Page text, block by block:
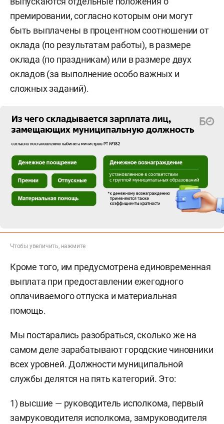
премировании, согласно которым они могут
быть выплачены в процентном соотношении от
оклада (по результатам работы), в размере
оклада (по праздникам) или в размере двух
окладов (за выполнение особо важных и
сложных заданий).
Чтобы увеличить, нажмите
Кроме того, им предусмотрена единовременная
выплата при предоставлении ежегодного
оплачиваемого отпуска и материальная
помощь.
Мы постарались разобраться, сколько же на
самом деле зарабатывают городские чиновники
всех уровней. Должности муниципальной
службы делятся на пять категорий. Это:
1) высшие — руководитель исполкома, первый
замруководителя исполкома, замруководителя